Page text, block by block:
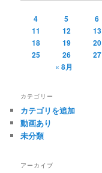
4
5 6
11
12 13
18
19 20
25
26 27
« 8月
カテゴリー
カテゴリを追加
動画あり
未分類
アーカイブ